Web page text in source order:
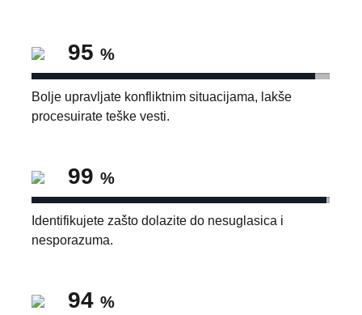
95%
Bolje upravljate konfliktnim situacijama, lakše
procesuirate teške vesti.
99%
Identifikujete zašto dolazite do nesuglasica i
nesporazuma.
94%